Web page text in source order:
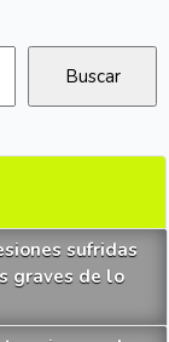
sufridas
graves de lo